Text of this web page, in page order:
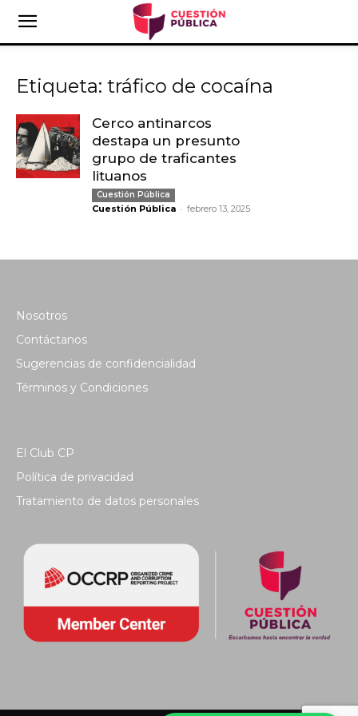
Etiqueta: tráfico de cocaína
Cerco antinarcos
destapa un presunto
grupo de traficantes
lituanos
Cuestión Pública
Cuestión Pública - febrero 13, 2025
Nosotros
Contáctanos
Sugerencias de confidencialidad
Términos y Condiciones
El Club CP
Política de privacidad
Tratamiento de datos personales